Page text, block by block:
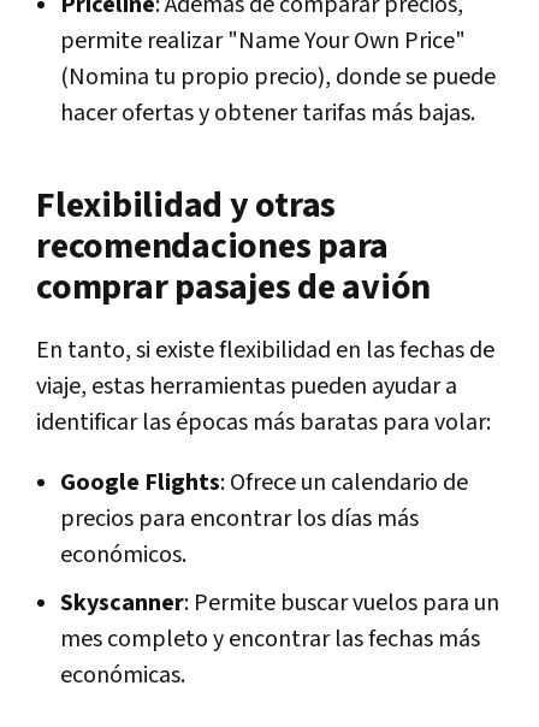
permite realizar "Name Your Own Price"
(Nomina tu propio precio), donde se puede
hacer ofertas y obtener tarifas más bajas.
Flexibilidad y otras
recomendaciones para
comprar pasajes de avión
En tanto, si existe flexibilidad en las fechas de
viaje, estas herramientas pueden ayudar a
identificar las épocas más baratas para volar:
Google Flights: Ofrece un calendario de
precios para encontrar los días más
económicos.
Skyscanner: Permite buscar vuelos para un
mes completo y encontrar las fechas más
económicas.